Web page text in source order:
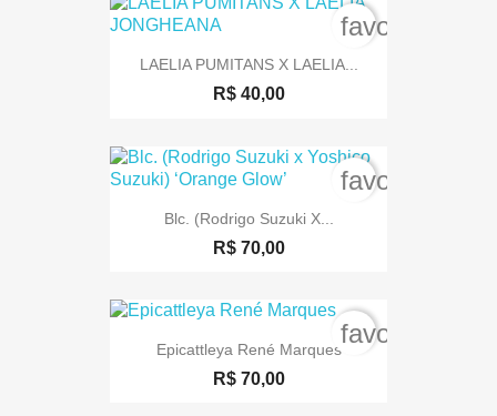
LAELIA PUMITANS X LAELIA...
R$ 40,00
Blc. (Rodrigo Suzuki X...
R$ 70,00
Epicattleya René Marques
R$ 70,00